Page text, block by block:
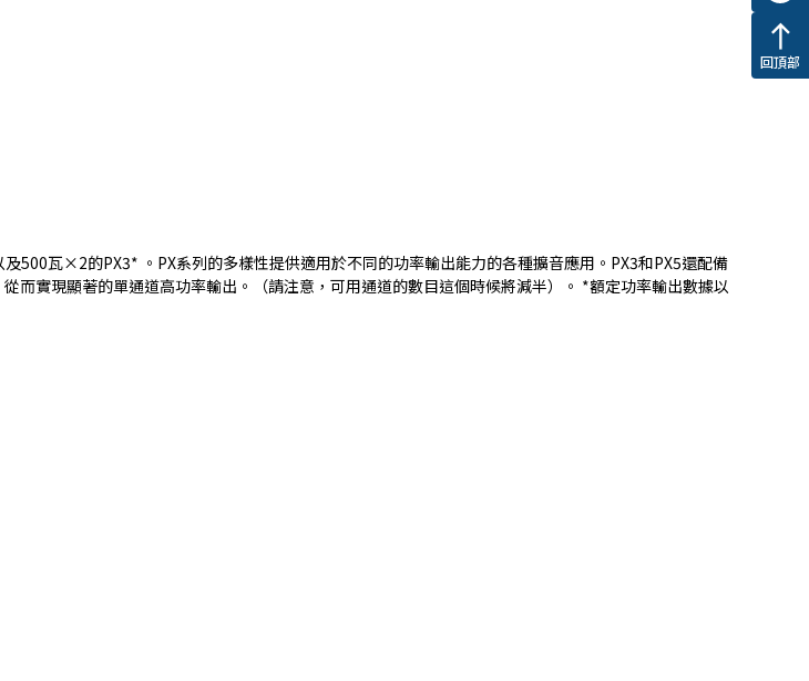
500瓦×2的PX3* 。PX系列的多樣性提供適用於不同的功率輸出能力的各種擴音應用。PX3和PX5還配備
而實現顯著的單通道高功率輸出。（請注意，可用通道的數目這個時候將減半）。 *額定功率輸出數據以
north
回頂部